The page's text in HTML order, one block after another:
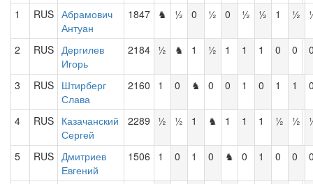
1
RUS Абрамович
Антуан
1847 ♞ ½ 0 ½ 0 ½ ½ 1 ½
2 RUS Дергилев
Игорь
2184 ½ ♞ 1 ½ 1 1 1 0 0
3 RUS Штирберг
Слава
2160 1 0 ♞ 0 0 1 0 1 1
4 RUS Казачанский
Сергей
2289 ½ ½ 1 ♞ 1 1 1 ½ ½
5 RUS Дмитриев
Евгений
1506 1 0 1 0 ♞ 0 1 0 0